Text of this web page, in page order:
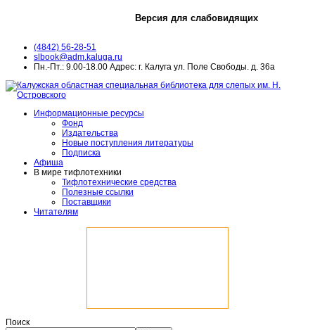
Версия для слабовидящих
(4842) 56-28-51
slbook@adm.kaluga.ru
Пн.-Пт.: 9.00-18.00 Адрес: г. Калуга ул. Поле Свободы. д. 36а
Информационные ресурсы
Фонд
Издательства
Новые поступления литературы
Подписка
Афиша
В мире тифлотехники
Тифлотехнические средства
Полезные ссылки
Поставщики
Читателям
Поиск